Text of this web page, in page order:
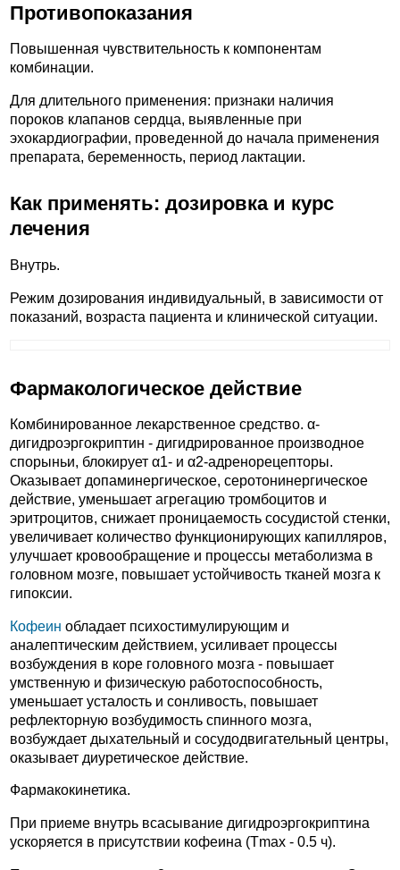
Противопоказания
Повышенная чувствительность к компонентам
комбинации.
Для длительного применения: признаки наличия
пороков клапанов сердца, выявленные при
эхокардиографии, проведенной до начала применения
препарата, беременность, период лактации.
Как применять: дозировка и курс
лечения
Внутрь.
Режим дозирования индивидуальный, в зависимости от
показаний, возраста пациента и клинической ситуации.
Фармакологическое действие
Комбинированное лекарственное средство. α-
дигидроэргокриптин - дигидрированное производное
спорыньи, блокирует α1- и α2-адренорецепторы.
Оказывает допаминергическое, серотонинергическое
действие, уменьшает агрегацию тромбоцитов и
эритроцитов, снижает проницаемость сосудистой стенки,
увеличивает количество функционирующих капилляров,
улучшает кровообращение и процессы метаболизма в
головном мозге, повышает устойчивость тканей мозга к
гипоксии.
Кофеин обладает психостимулирующим и
аналептическим действием, усиливает процессы
возбуждения в коре головного мозга - повышает
умственную и физическую работоспособность,
уменьшает усталость и сонливость, повышает
рефлекторную возбудимость спинного мозга,
возбуждает дыхательный и сосудодвигательный центры,
оказывает диуретическое действие.
Фармакокинетика.
При приеме внутрь всасывание дигидроэргокриптина
ускоряется в присутствии кофеина (Тmax - 0.5 ч).